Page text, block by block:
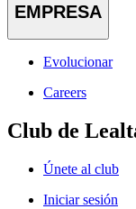
EMPRESA
Evolucionar
Careers
Club de
Únete al club
Iniciar sesión